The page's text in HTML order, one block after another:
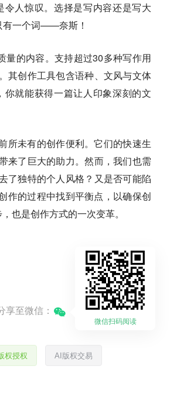
人惊叹。选择是写内容还是写大
有一个词——奈斯！
量的内容。支持超过30多种写作用
其创作工具包含语种、文风与文体
就能获得一篇让人印象深刻的文
所未有的创作便利。它们的快速生
来了巨大的助力。然而，我们也需
了独特的个人风格？又是否可能陷
作的过程中找到平衡点，以确保创
也是创作方式的一次变革。
享至微信：
微信扫码阅读
权授权 AI版权交易